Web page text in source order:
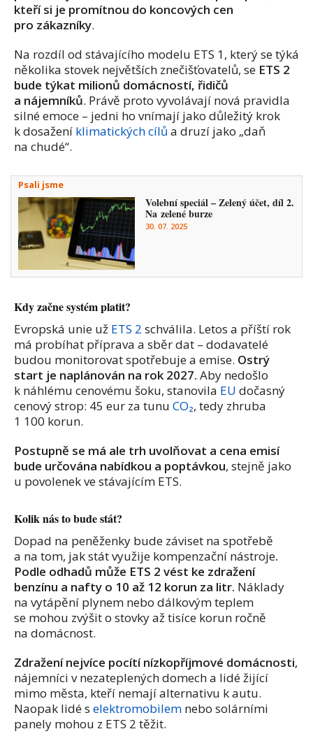
kteří si je promítnou do koncových cen
pro zákazníky.
Na rozdíl od stávajícího modelu ETS 1, který se týká
několika stovek největších znečišťovatelů, se ETS 2
bude týkat milionů domácností, řidičů
a nájemníků. Právě proto vyvolávají nová pravidla
silné emoce – jedni ho vnímají jako důležitý krok
k dosažení klimatických cílů a druzí jako „daň
na chudé“.
Psali jsme
Volební speciál – Zelený účet, díl 2.
Na zelené burze
30. 07. 2025
Kdy začne systém platit?
Evropská unie už ETS 2 schválila. Letos a příští rok
má probíhat příprava a sběr dat – dodavatelé
budou monitorovat spotřebuje a emise. Ostrý
start je naplánován na rok 2027. Aby nedošlo
k náhlému cenovému šoku, stanovila EU dočasný
cenový strop: 45 eur za tunu CO₂, tedy zhruba
1 100 korun.
Postupně se má ale trh uvolňovat a cena emisí
bude určována nabídkou a poptávkou, stejně jako
u povolenek ve stávajícím ETS.
Kolik nás to bude stát?
Dopad na peněženky bude záviset na spotřebě
a na tom, jak stát využije kompenzační nástroje.
Podle odhadů může ETS 2 vést ke zdražení
benzínu a nafty o 10 až 12 korun za litr. Náklady
na vytápění plynem nebo dálkovým teplem
se mohou zvýšit o stovky až tisíce korun ročně
na domácnost.
Zdražení nejvíce pocítí nízkopříjmové domácnosti,
nájemníci v nezateplených domech a lidé žijící
mimo města, kteří nemají alternativu k autu.
Naopak lidé s elektromobilem nebo solárními
panely mohou z ETS 2 těžit.